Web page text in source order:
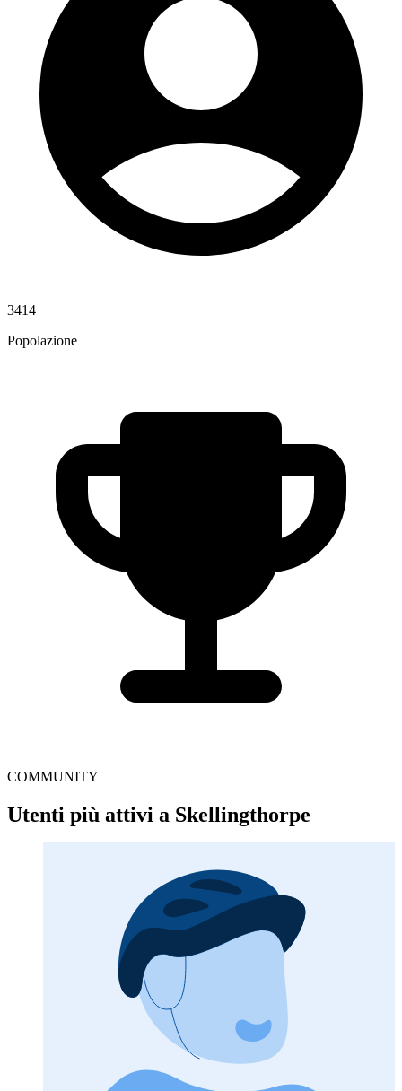
3414
Popolazione
COMMUNITY
Utenti più attivi a Skellingthorpe